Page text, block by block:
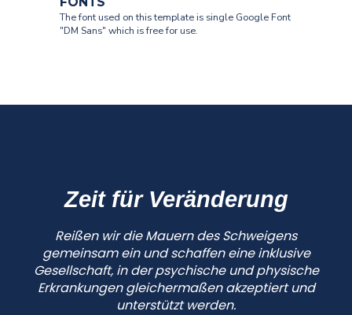
Kontakt
The font used on this template is single Google Font
"DM Sans" which is free for use.
Zeit für Veränderung
Reißen wir die Mauern des Schweigens
gemeinsam ein und schaffen eine inklusive
Gesellschaft, in der psychische und physische
Erkrankungen gleichermaßen akzeptiert und
unterstützt werden.